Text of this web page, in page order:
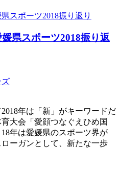
県スポーツ2018振り返
ズ
年は「新」がキーワードだ
大会「愛顔つなぐえひめ国
年は愛媛県のスポーツ界が
ーガンとして、新たな一歩